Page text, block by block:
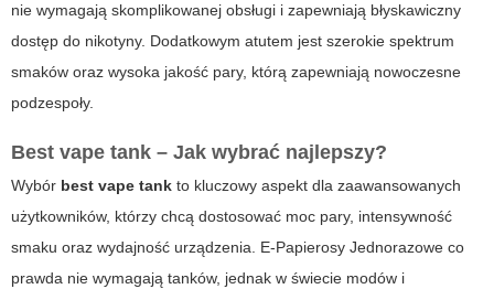
nie wymagają skomplikowanej obsługi i zapewniają błyskawiczny
dostęp do nikotyny. Dodatkowym atutem jest szerokie spektrum
smaków oraz wysoka jakość pary, którą zapewniają nowoczesne
podzespoły.
Best vape tank – Jak wybrać najlepszy?
Wybór best vape tank to kluczowy aspekt dla zaawansowanych
użytkowników, którzy chcą dostosować moc pary, intensywność
smaku oraz wydajność urządzenia. E-Papierosy Jednorazowe co
prawda nie wymagają tanków, jednak w świecie modów i